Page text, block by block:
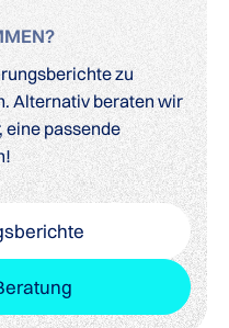
zu
Alternativ beraten wir
eine passende